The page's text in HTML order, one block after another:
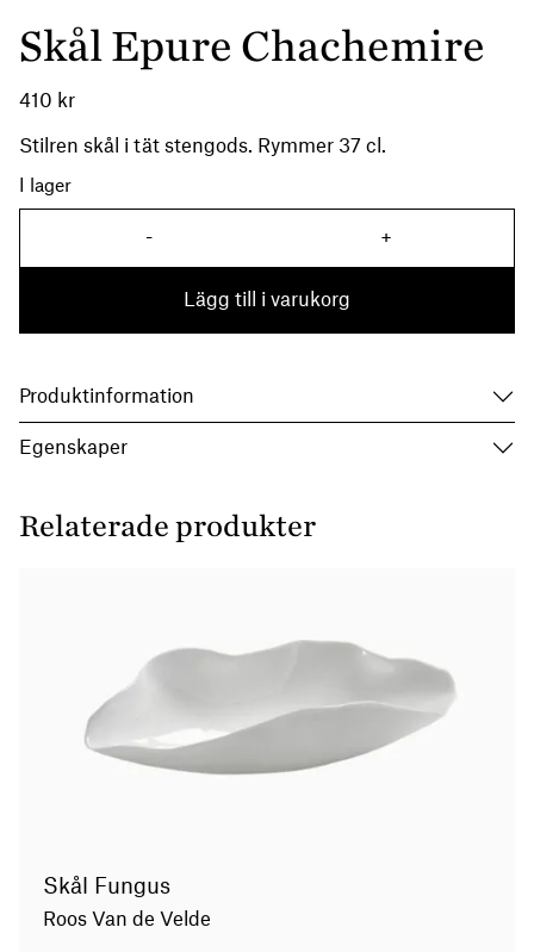
Skål Epure Chachemire
410 kr
Stilren skål i tät stengods. Rymmer 37 cl.
I lager
- Skål Epure Chachemire
+
Lägg till i varukorg
Produktinformation
Egenskaper
Relaterade produkter
Skål Fungus
Roos Van de Velde